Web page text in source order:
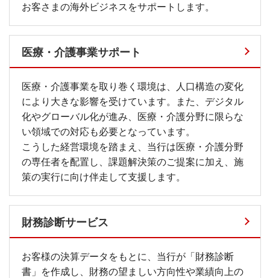
お客さまの海外ビジネスをサポートします。
医療・介護事業サポート
医療・介護事業を取り巻く環境は、人口構造の変化
により大きな影響を受けています。また、デジタル
化やグローバル化が進み、医療・介護分野に限らな
い領域での対応も必要となっています。
こうした経営環境を踏まえ、当行は医療・介護分野
の専任者を配置し、課題解決策のご提案に加え、施
策の実行に向け伴走して支援します。
財務診断サービス
お客様の決算データをもとに、当行が「財務診断
書」を作成し、財務の望ましい方向性や業績向上の